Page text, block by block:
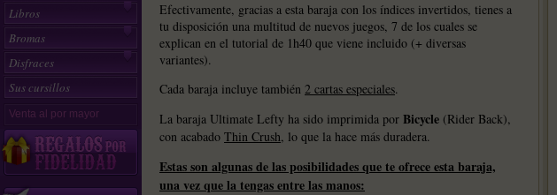
Libros
Bromas
Disfraces
Sus cursillos
Venta al por mayor
Efectivamente, gracias a esta baraja con los índices invertidos, tienes a
tu disposición una multitud de nuevos juegos, 7 de los cuales se
explican en el tutorial de 1h40 que viene incluido (+ diversas
variantes).
Cada baraja incluye también 2 cartas especiales.
La baraja Ultimate Lefty ha sido imprimida por Bicycle (Rider Back),
con acabado Thin Crush, lo que la hace más duradera.
Estas son algunas de las posibilidades que te ofrece esta baraja,
una vez que la tengas entre las manos: